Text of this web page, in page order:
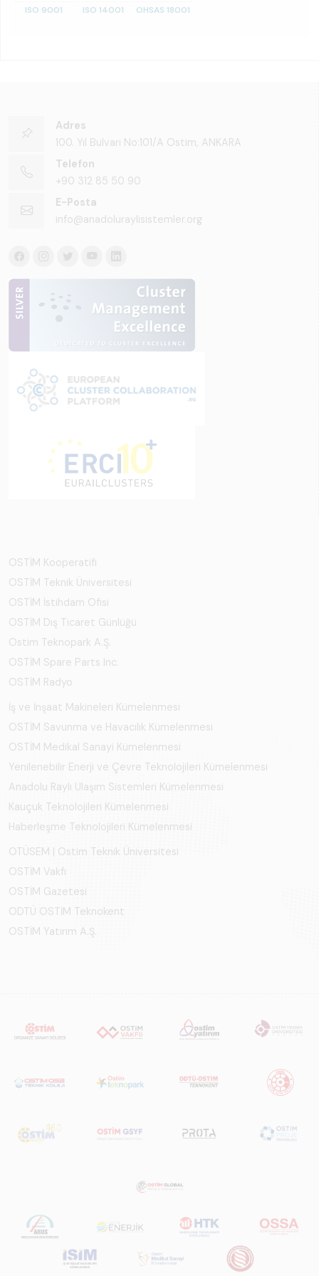
ISO 9001 ISO 14001 OHSAS 18001
Adres
100. Yıl Bulvarı No:101/A Ostim, ANKARA
Telefon
+90 312 85 50 90
E-Posta
info@anadoluraylisistemler.org
OSTİM Kooperatifi
OSTİM Teknik Üniversitesi
OSTİM İstihdam Ofisi
OSTİM Dış Ticaret Günlüğü
Ostim Teknopark A.Ş.
OSTİM Spare Parts Inc.
OSTİM Radyo
İş ve İnşaat Makineleri Kümelenmesi
OSTİM Savunma ve Havacılık Kümelenmesi
OSTİM Medikal Sanayi Kümelenmesi
Yenilenebilir Enerji ve Çevre Teknolojileri Kümelenmesi
Anadolu Raylı Ulaşım Sistemleri Kümelenmesi
Kauçuk Teknolojileri Kümelenmesi
Haberleşme Teknolojileri Kümelenmesi
OTÜSEM | Ostim Teknik Üniversitesi
OSTİM Vakfı
OSTİM Gazetesi
ODTÜ OSTİM Teknokent
OSTİM Yatırım A.Ş.